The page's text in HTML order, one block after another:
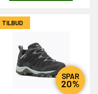
TILBUD
SPAR
20%